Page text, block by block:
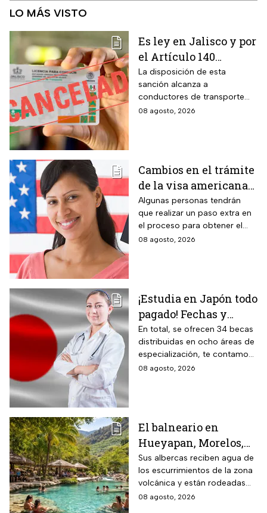
LO MÁS VISTO
Es ley en Jalisco y por
el Artículo 140
cancelarán la licencia
de conducir de por
vida a todos los
automovilistas que
La disposición de esta
sanción alcanza a
conductores de transporte
escolar, unidades de
común.
08 agosto, 2026
Cambios en el trámite
de la visa americana
2026 y para quiénes
aplica
Algunas personas tendrán
que realizar un paso extra en
el proceso para obtener el
documento que permite
08 agosto, 2026
¡Estudia en Japón todo
pagado! Fechas y
requisitos de la
convocatoria para
becas de estancias en
2026
En total, se ofrecen 34 becas
distribuidas en ocho áreas de
especialización, te contamos
todos los detalles.
08 agosto, 2026
El balneario en
Hueyapan, Morelos,
que combina albercas
cristalinas con la
naturaleza del volcán
Popocatépetl y cuesta
Sus albercas reciben agua de
los escurrimientos de la zona
volcánica y están rodeadas
de vegetación, áreas verdes y
08 agosto, 2026